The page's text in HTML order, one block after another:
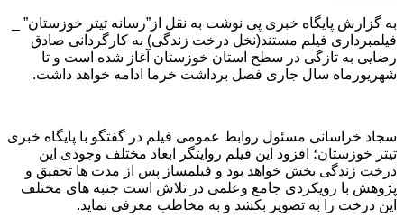
به گزارش پایگاه خبری پی نوشت به نقل از”رسانه تیتر خوزستان” _
فیلمبرداری فیلم مستند(نخل درخت زندگی) به کارگردانی صادق
رضایی به تازگی در سطح استان خوزستان آغاز شده است و تا
شهریورماه سال جاری فصل برداشت خرما ادامه خواهد داشت.
سجاد خراسانی مسئول روابط عمومی فیلم در گفتگو با پایگاه خبری
تیتر خوزستان؛ افزود این فیلم روایتگر ابعاد مختلف وجودی این
درخت زندگی بخش خواهد بود و فیلمساز پس از مدت ها تحقیق و
پژوهش با رویکردی جامع وعلمی در تلاش است جنبه های مختلف
این درخت را به تصویر بکشد و به مخاطب معرفی نماید.